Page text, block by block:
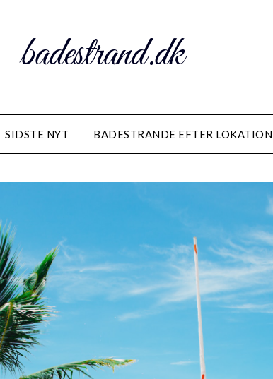
badestrand.dk
SIDSTE NYT BADESTRANDE EFTER LOKATION